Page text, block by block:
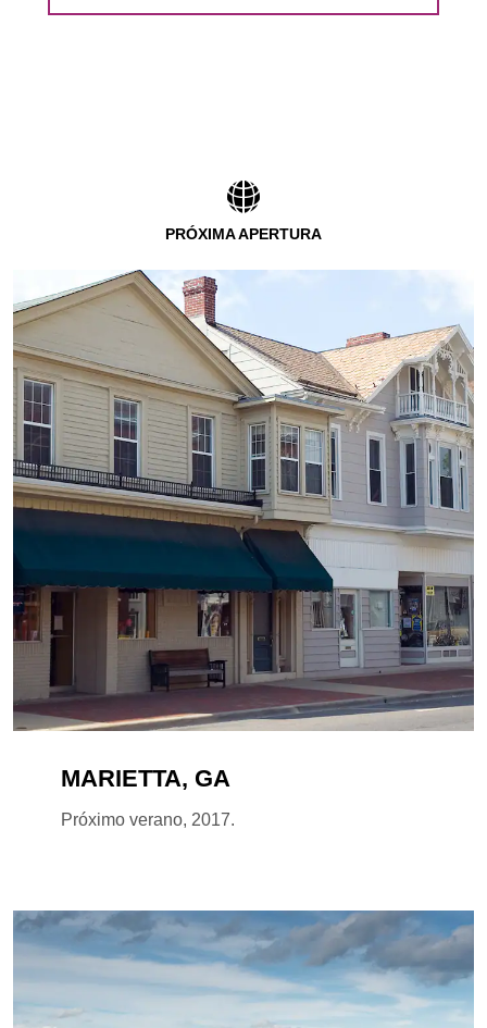
PRÓXIMA APERTURA
MARIETTA, GA
Próximo verano, 2017.